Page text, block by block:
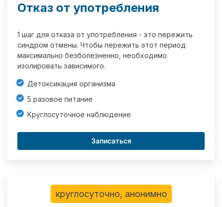
Отказ от употребления
1 шаг для отказа от употребления - это пережить
синдром отмены. Чтобы пережить этот период
максимально безболезненно, необходимо
изолировать зависимого.
Детоксикация организма
5 разовое питание
Круглосуточное наблюдение
Записаться
круглосуточно, анонимно